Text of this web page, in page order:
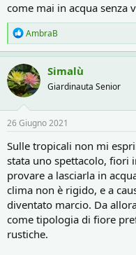
come mai in acqua senza
R
e
a
c
t
i
o
n
s
:
AmbraB
Simalù
Giardinauta Senior
26 Giugno 2021
Sulle tropicali non mi
stata uno spettacolo, fiori
provare a lasciarla in
clima non è rigido, e a
diventato marcio. Da
come tipologia di fiore
rustiche.